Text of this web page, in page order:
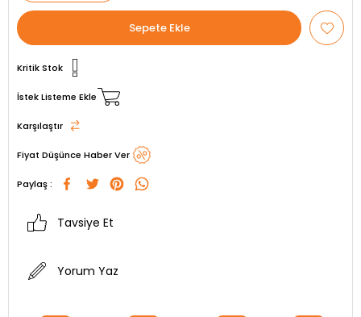
Kritik Stok
İstek Listeme Ekle
Karşılaştır
Fiyat Düşünce Haber Ver
Paylaş :
Tavsiye Et
Yorum Yaz